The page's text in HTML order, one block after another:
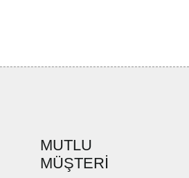
MUTLU
MÜŞTERİ